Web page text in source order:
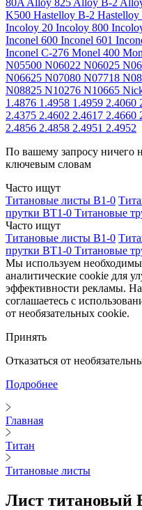
80A Alloy 825 Alloy B-2
K500 Hastelloy B-2 Hastelloy
Incoloy 20 Incoloy 800
Inconel 600 Inconel 601
Inconel C-276 Monel 400
N05500 N06022 N06025
N06625 N07080 N07718
N08825 N10276 N10665
1.4876 1.4958 1.4959 2.4060
2.4375 2.4602 2.4617 2.4660
2.4856 2.4858 2.4951 2.4952
По вашему запросу ничего
ключевым словам
Часто ищут
Титановые листы В1-0
прутки ВТ1-0 Титановые
Часто ищут
Титановые листы В1-0
прутки ВТ1-0 Титановые
Мы используем
аналитические cookie для
эффективности рекламы.
соглашаетесь с
от необязательных cookie.
Принять
Отказаться от
Подробнее
Главная
Титан
Титановые листы
Лист титановый